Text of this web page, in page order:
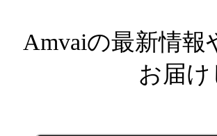
Amvaiの最新情
お届け